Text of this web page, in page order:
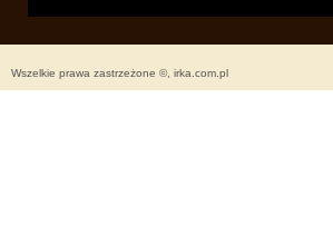
Wszelkie prawa zastrzeżone ©, irka.com.pl